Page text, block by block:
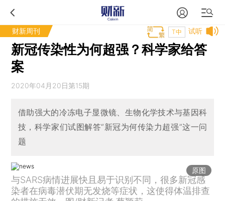
财新周刊 试听
T中
新冠传染性为何超强？科学家给答
案
2020年04月20日第15期
借助强大的冷冻电子显微镜、生物化学技术与基因科
技，科学家们试图解答“新冠为何传染力超强”这一问
题
原图
与SARS病情进展快且易于识别不同，很多新冠感
染者在病毒潜伏期无发烧等症状，这使得体温排查